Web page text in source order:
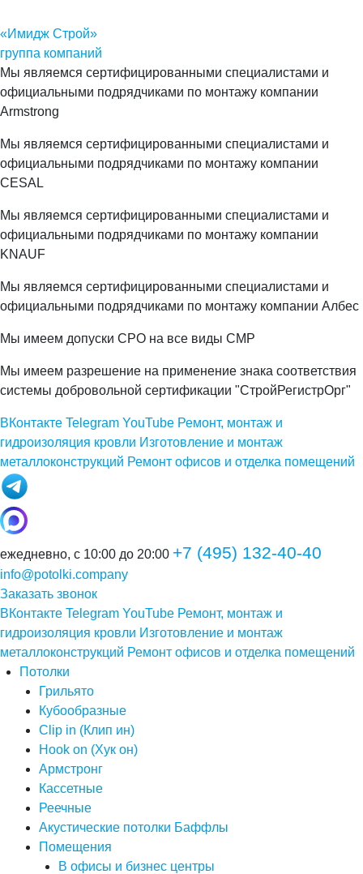
«Имидж Строй»
группа компаний
Мы являемся сертифицированными специалистами и
официальными подрядчиками по монтажу компании
Armstrong
Мы являемся сертифицированными специалистами и
официальными подрядчиками по монтажу компании
CESAL
Мы являемся сертифицированными специалистами и
официальными подрядчиками по монтажу компании
KNAUF
Мы являемся сертифицированными специалистами и
официальными подрядчиками по монтажу компании Албес
Мы имеем допуски СРО на все виды СМР
Мы имеем разрешение на применение знака соответствия
системы добровольной сертификации "СтройРегистрОрг"
ВКонтакте Telegram YouTube Ремонт, монтаж и
гидроизоляция кровли Изготовление и монтаж
металлоконструкций Ремонт офисов и отделка помещений
ежедневно, с 10:00 до 20:00 +7 (495) 132-40-40
info@potolki.company
Заказать звонок
ВКонтакте Telegram YouTube Ремонт, монтаж и
гидроизоляция кровли Изготовление и монтаж
металлоконструкций Ремонт офисов и отделка помещений
Потолки
Грильято
Кубообразные
Clip in (Клип ин)
Hook on (Хук он)
Армстронг
Кассетные
Реечные
Акустические потолки Баффлы
Помещения
В офисы и бизнес центры